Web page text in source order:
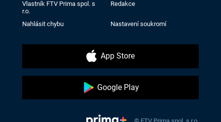
Vlastník FTV Prima spol. s
r.o.
Redakce
Nahlásit chybu Nastavení soukromí
App Store
Google Play